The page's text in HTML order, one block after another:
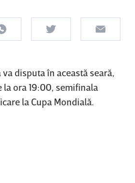
disputa în această seară,
la ora 19:00, semifinala
la Cupa Mondială.